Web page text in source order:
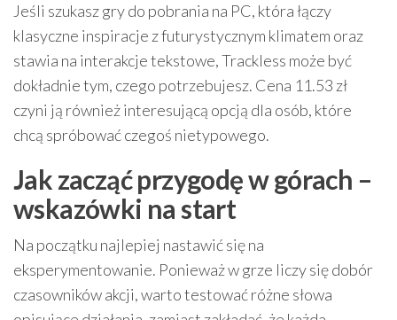
Jeśli szukasz gry do pobrania na PC, która łączy
klasyczne inspiracje z futurystycznym klimatem oraz
stawia na interakcje tekstowe, Trackless może być
dokładnie tym, czego potrzebujesz. Cena 11.53 zł
czyni ją również interesującą opcją dla osób, które
chcą spróbować czegoś nietypowego.
Jak zacząć przygodę w górach –
wskazówki na start
Na początku najlepiej nastawić się na
eksperymentowanie. Ponieważ w grze liczy się dobór
czasowników akcji, warto testować różne słowa